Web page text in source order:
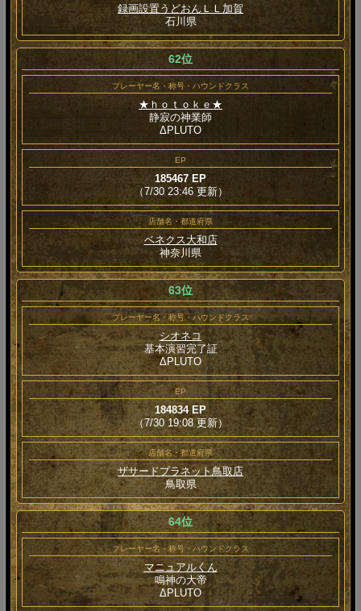
録画設置うどおんＬＬ加賀
石川県
62位
プレーヤー名・称号・ハウンドクラス
★ｈｏｔｏｋｅ★
静寂の神業師
ΔPLUTO
EP
185467 EP
（7/30 23:46 更新）
店舗名・都道府県
ベネクス大和店
神奈川県
63位
プレーヤー名・称号・ハウンドクラス
シオネコ
基本演習完了証
ΔPLUTO
EP
184834 EP
（7/30 19:08 更新）
店舗名・都道府県
ザサードプラネット鳥取店
鳥取県
64位
プレーヤー名・称号・ハウンドクラス
マニュアルくん
鳴神の大帝
ΔPLUTO